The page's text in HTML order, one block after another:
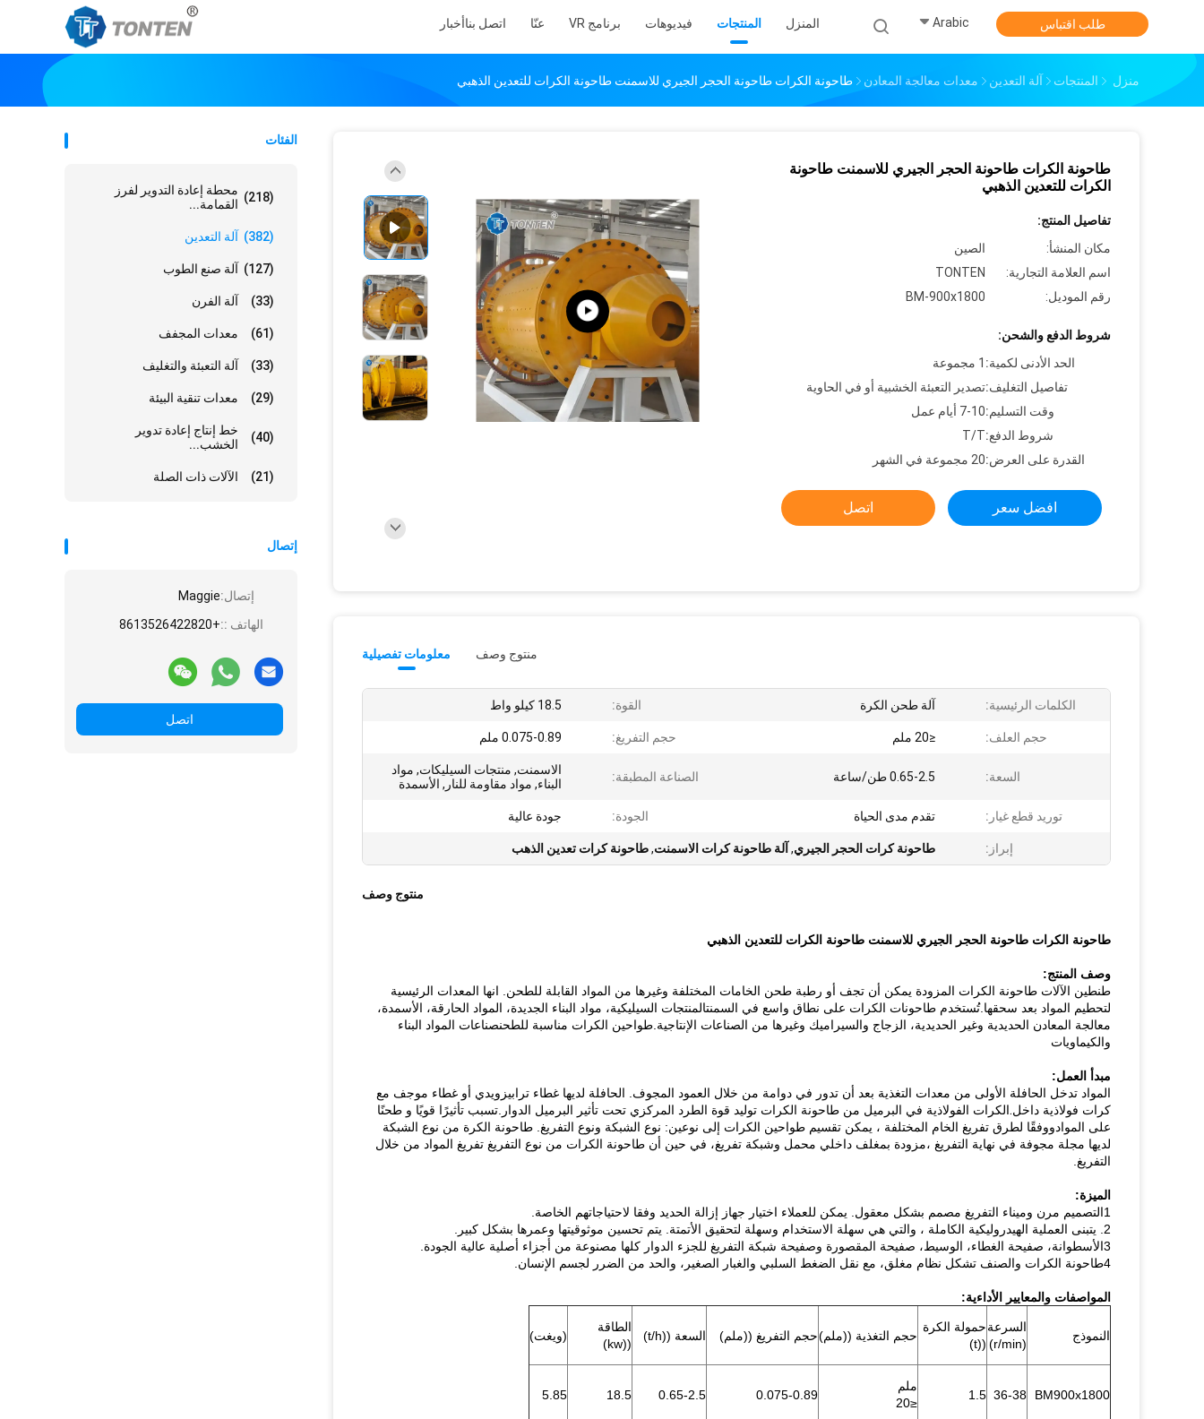
المنزل المنتجات فيديوهات برنامج VR عنّا اتصل بناأخبار Arabic طلب اقتباس
منزل المنتجات آلة التعدين معدات معالجة المعادن طاحونة الكرات طاحونة الحجر الجيري للاسمنت طاحونة الكرات للتعدين الذهبي
الفئات
محطة إعادة التدوير لفرز
القمامة...
(218)
آلة التعدين (382)
آلة صنع الطوب (127)
آلة الفرن (33)
معدات المجفف (61)
آلة التعبئة والتغليف (33)
معدات تنقية البيئة (29)
خط إنتاج إعادة تدوير
الخشب...
(40)
الآلات ذات الصلة (21)
إتصال
إتصال:Maggie
الهاتف ::+8613526422820
اتصل
طاحونة الكرات طاحونة الحجر الجيري للاسمنت طاحونة
الكرات للتعدين الذهبي
تفاصيل المنتج:
مكان المنشأ:
الصين
اسم العلامة التجارية:
TONTEN
رقم الموديل:
BM-900x1800
شروط الدفع والشحن:
الحد الأدنى لكمية: 1 مجموعة
تفاصيل التغليف:تصدير التعبئة الخشبية أو في الحاوية
وقت التسليم:7-10 أيام عمل
شروط الدفع:T/T
القدرة على العرض:20 مجموعة في الشهر
افضل سعر اتصل
معلومات تفصيلية منتوج وصف
الكلمات الرئيسية: آلة طحن الكرة القوة: 18.5 كيلو واط
حجم العلف: ≤20 ملم حجم التفريغ: 0.075-0.89 ملم
السعة: 0.65-2.5 طن/ساعة الصناعة المطبقة:
الاسمنت, منتجات السيليكات, مواد
البناء, مواد مقاومة للنار, الأسمدة
توريد قطع غيار: تقدم مدى الحياة الجودة: جودة عالية
إبراز: طاحونة كرات الحجر الجيري, آلة طاحونة كرات الاسمنت,طاحونة كرات تعدين الذهب
منتوج وصف
طاحونة الكرات طاحونة الحجر الجيري للاسمنت طاحونة الكرات للتعدين الذهبي
وصف المنتج:
طنطين الآلات طاحونة الكرات المزودة يمكن أن تجف أو رطبة طحن الخامات المختلفة وغيرها من المواد القابلة للطحن. انها المعدات الرئيسية
لتحطيم المواد بعد سحقها.تُستخدم طاحونات الكرات على نطاق واسع في السمنتالمنتجات السيليكية، مواد البناء الجديدة، المواد الحارقة، الأسمدة،
معالجة المعادن الحديدية وغير الحديدية، الزجاج والسيراميك وغيرها من الصناعات الإنتاجية.طواحين الكرات مناسبة للطحنصناعات المواد البناء
والكيماويات
مبدأ العمل:
المواد تدخل الحافلة الأولى من معدات التغذية بعد أن تدور في دوامة من خلال العمود المجوف. الحافلة لديها غطاء ترابيزويدي أو غطاء موجف مع
كرات فولاذية داخل.الكرات الفولاذية في البرميل من طاحونة الكرات توليد قوة الطرد المركزي تحت تأثير البرميل الدوار.تسبب تأثيرًا قويًا و طحنًا
على الموادووفقًا لطرق تفريغ الخام المختلفة ، يمكن تقسيم طواحين الكرات إلى نوعين: نوع الشبكة ونوع التفريغ. طاحونة الكرة من نوع الشبكة
لديها مجلة مجوفة في نهاية التفريغ ،مزودة بمغلف داخلي محمل وشبكة تفريغ، في حين أن طاحونة الكرات من نوع التفريغ تفريغ المواد من خلال
التفريغ.
الميزة:
1التصميم مرن وميناء التفريغ مصمم بشكل معقول. يمكن للعملاء اختيار جهاز إزالة الحديد وفقا لاحتياجاتهم الخاصة.
2. يتبنى العملية الهيدروليكية الكاملة ، والتي هي سهلة الاستخدام وسهلة لتحقيق الأتمتة. يتم تحسين موثوقيتها وعمرها بشكل كبير.
3الأسطوانة، صفيحة الغطاء، الوسيط، صفيحة المقصورة وصفيحة شبكة التفريغ للجزء الدوار كلها مصنوعة من أجزاء أصلية عالية الجودة.
4طاحونة الكرات والصنف تشكل نظام مغلق، مع نقل الضغط السلبي والغبار الصغير، والحد من الضرر لجسم الإنسان.
المواصفات والمعايير الأداءية:
النموذج
السرعة
(r/min)
حمولة الكرة
((t)
حجم التغذية ((ملم)حجم التفريغ ((ملم) السعة ((t/h)
الطاقة
((kw)
(ويغت)
BM900x1800
36-38
1.5
ملم
≤20
0.075-0.89
0.65-2.5
18.5
5.85